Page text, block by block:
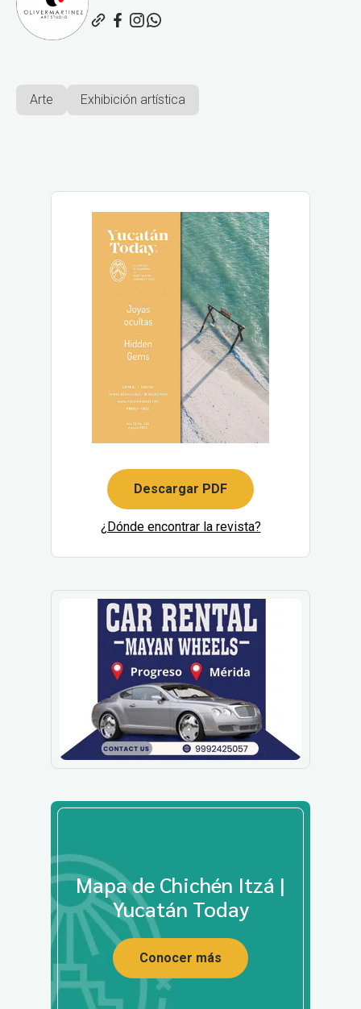
Arte Exhibición artística
Descargar PDF
¿Dónde encontrar la revista?
Mapa de Chichén Itzá |
Yucatán Today
Conocer más